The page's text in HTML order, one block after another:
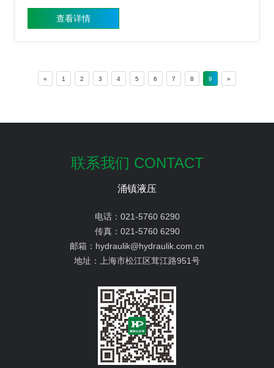
家就来给大家简单的介绍一下。
查看详情
« 1 2 3 4 5 6 7 8 9 »
联系我们 CONTACT
涌镇液压
电话： 021-5760 6290
传真： 021-5760 6290
邮箱： hydraulik@hydraulik.com.cn
地址：
上海市松江区茸江路951号